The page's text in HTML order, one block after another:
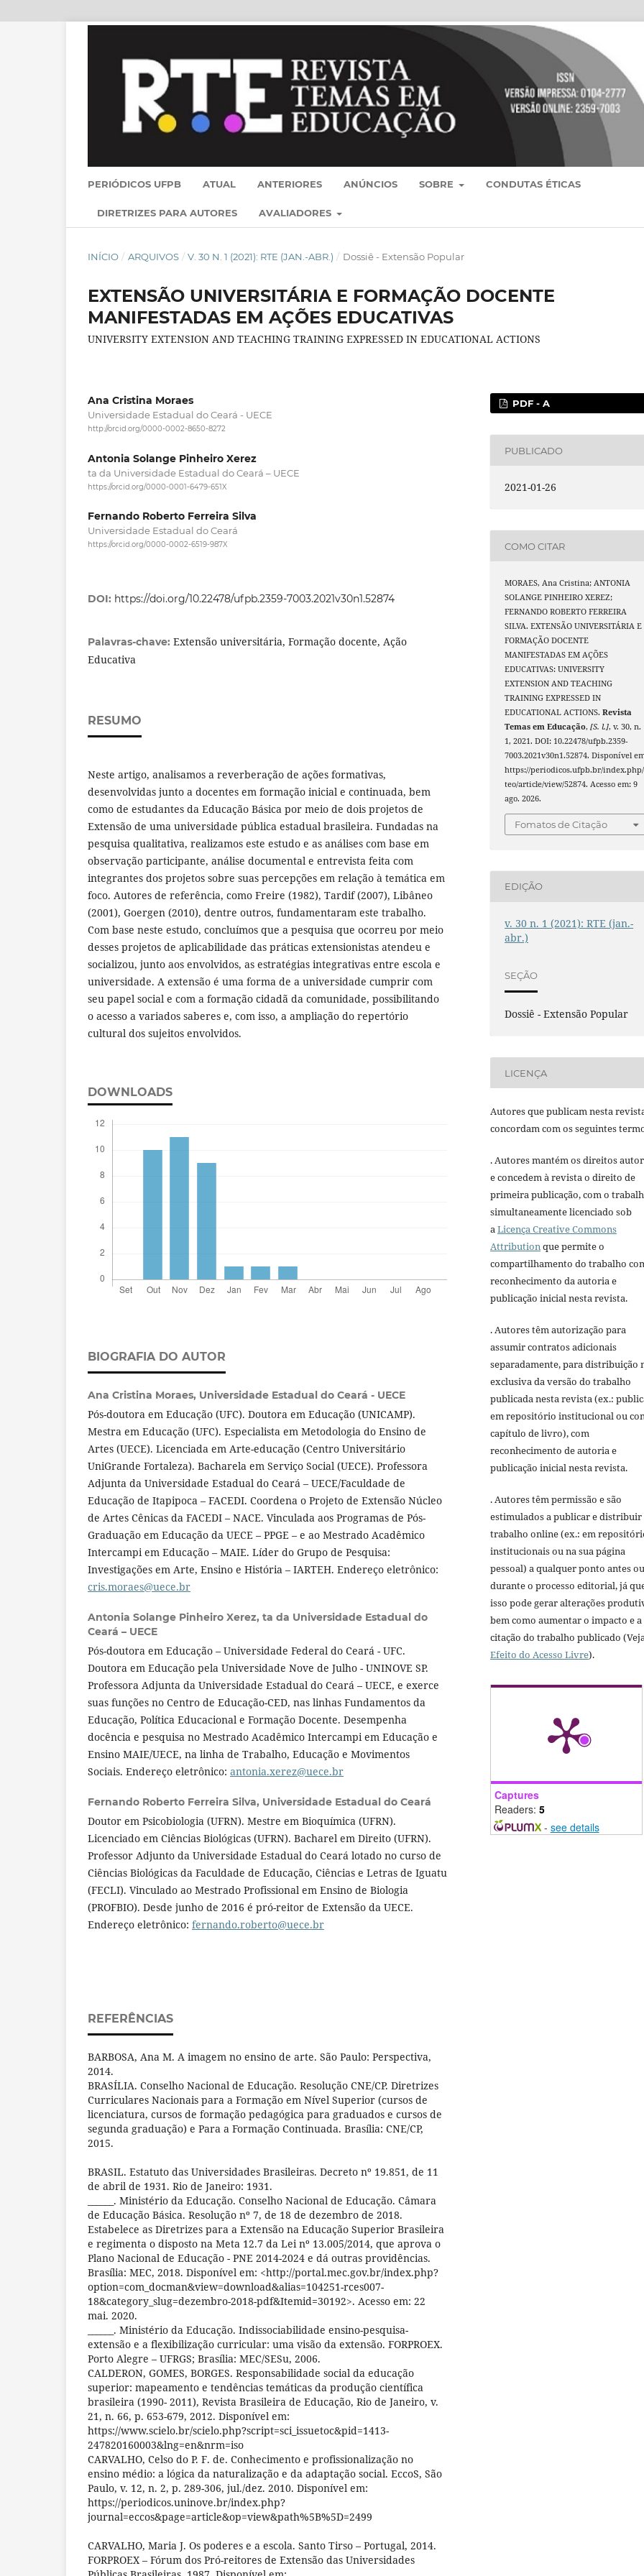
PERIÓDICOS UFPB ATUAL ANTERIORES ANÚNCIOS SOBRE CONDUTAS ÉTICAS
DIRETRIZES PARA AUTORES AVALIADORES
INÍCIO / ARQUIVOS / V. 30 N. 1 (2021): RTE (JAN.-ABR.) / Dossiê - Extensão Popular
EXTENSÃO UNIVERSITÁRIA E FORMAÇÃO DOCENTE
MANIFESTADAS EM AÇÕES EDUCATIVAS
UNIVERSITY EXTENSION AND TEACHING TRAINING EXPRESSED IN EDUCATIONAL ACTIONS
Ana Cristina Moraes
Universidade Estadual do Ceará - UECE
http://orcid.org/0000-0002-8650-8272
Antonia Solange Pinheiro Xerez
ta da Universidade Estadual do Ceará – UECE
https://orcid.org/0000-0001-6479-651X
Fernando Roberto Ferreira Silva
Universidade Estadual do Ceará
https://orcid.org/0000-0002-6519-987X
DOI: https://doi.org/10.22478/ufpb.2359-7003.2021v30n1.52874
Palavras-chave: Extensão universitária, Formação docente, Ação
Educativa
RESUMO
Neste artigo, analisamos a reverberação de ações formativas,
desenvolvidas junto a docentes em formação inicial e continuada, bem
como de estudantes da Educação Básica por meio de dois projetos de
Extensão de uma universidade pública estadual brasileira. Fundadas na
pesquisa qualitativa, realizamos este estudo e as análises com base em
observação participante, análise documental e entrevista feita com
integrantes dos projetos sobre suas percepções em relação à temática em
foco. Autores de referência, como Freire (1982), Tardif (2007), Libâneo
(2001), Goergen (2010), dentre outros, fundamentaram este trabalho.
Com base neste estudo, concluímos que a pesquisa que ocorreu por meio
desses projetos de aplicabilidade das práticas extensionistas atendeu e
socializou, junto aos envolvidos, as estratégias integrativas entre escola e
universidade. A extensão é uma forma de a universidade cumprir com
seu papel social e com a formação cidadã da comunidade, possibilitando
o acesso a variados saberes e, com isso, a ampliação do repertório
cultural dos sujeitos envolvidos.
DOWNLOADS
BIOGRAFIA DO AUTOR
Ana Cristina Moraes, Universidade Estadual do Ceará - UECE
Pós-doutora em Educação (UFC). Doutora em Educação (UNICAMP).
Mestra em Educação (UFC). Especialista em Metodologia do Ensino de
Artes (UECE). Licenciada em Arte-educação (Centro Universitário
UniGrande Fortaleza). Bacharela em Serviço Social (UECE). Professora
Adjunta da Universidade Estadual do Ceará – UECE/Faculdade de
Educação de Itapipoca – FACEDI. Coordena o Projeto de Extensão Núcleo
de Artes Cênicas da FACEDI – NACE. Vinculada aos Programas de Pós-
Graduação em Educação da UECE – PPGE – e ao Mestrado Acadêmico
Intercampi em Educação – MAIE. Líder do Grupo de Pesquisa:
Investigações em Arte, Ensino e História – IARTEH. Endereço eletrônico:
cris.moraes@uece.br
Antonia Solange Pinheiro Xerez, ta da Universidade Estadual do
Ceará – UECE
Pós-doutora em Educação – Universidade Federal do Ceará - UFC.
Doutora em Educação pela Universidade Nove de Julho - UNINOVE SP.
Professora Adjunta da Universidade Estadual do Ceará – UECE, e exerce
suas funções no Centro de Educação-CED, nas linhas Fundamentos da
Educação, Política Educacional e Formação Docente. Desempenha
docência e pesquisa no Mestrado Acadêmico Intercampi em Educação e
Ensino MAIE/UECE, na linha de Trabalho, Educação e Movimentos
Sociais. Endereço eletrônico: antonia.xerez@uece.br
Fernando Roberto Ferreira Silva, Universidade Estadual do Ceará
Doutor em Psicobiologia (UFRN). Mestre em Bioquímica (UFRN).
Licenciado em Ciências Biológicas (UFRN). Bacharel em Direito (UFRN).
Professor Adjunto da Universidade Estadual do Ceará lotado no curso de
Ciências Biológicas da Faculdade de Educação, Ciências e Letras de Iguatu
(FECLI). Vinculado ao Mestrado Profissional em Ensino de Biologia
(PROFBIO). Desde junho de 2016 é pró-reitor de Extensão da UECE.
Endereço eletrônico: fernando.roberto@uece.br
REFERÊNCIAS
BARBOSA, Ana M. A imagem no ensino de arte. São Paulo: Perspectiva,
2014.
BRASÍLIA. Conselho Nacional de Educação. Resolução CNE/CP. Diretrizes
Curriculares Nacionais para a Formação em Nível Superior (cursos de
licenciatura, cursos de formação pedagógica para graduados e cursos de
segunda graduação) e Para a Formação Continuada. Brasília: CNE/CP,
2015.
BRASIL. Estatuto das Universidades Brasileiras. Decreto nº 19.851, de 11
de abril de 1931. Rio de Janeiro: 1931.
______. Ministério da Educação. Conselho Nacional de Educação. Câmara
de Educação Básica. Resolução nº 7, de 18 de dezembro de 2018.
Estabelece as Diretrizes para a Extensão na Educação Superior Brasileira
e regimenta o disposto na Meta 12.7 da Lei nº 13.005/2014, que aprova o
Plano Nacional de Educação - PNE 2014-2024 e dá outras providências.
Brasília: MEC, 2018. Disponível em: <http://portal.mec.gov.br/index.php?
option=com_docman&view=download&alias=104251-rces007-
18&category_slug=dezembro-2018-pdf&Itemid=30192>. Acesso em: 22
mai. 2020.
______. Ministério da Educação. Indissociabilidade ensino-pesquisa-
extensão e a flexibilização curricular: uma visão da extensão. FORPROEX.
Porto Alegre – UFRGS; Brasília: MEC/SESu, 2006.
CALDERON, GOMES, BORGES. Responsabilidade social da educação
superior: mapeamento e tendências temáticas da produção científica
brasileira (1990- 2011), Revista Brasileira de Educação, Rio de Janeiro, v.
21, n. 66, p. 653-679, 2012. Disponível em:
https://www.scielo.br/scielo.php?script=sci_issuetoc&pid=1413-
247820160003&lng=en&nrm=iso
CARVALHO, Celso do P. F. de. Conhecimento e profissionalização no
ensino médio: a lógica da naturalização e da adaptação social. EccoS, São
Paulo, v. 12, n. 2, p. 289-306, jul./dez. 2010. Disponível em:
https://periodicos.uninove.br/index.php?
journal=eccos&page=article&op=view&path%5B%5D=2499
CARVALHO, Maria J. Os poderes e a escola. Santo Tirso – Portugal, 2014.
FORPROEX – Fórum dos Pró-reitores de Extensão das Universidades
PDF - A
PUBLICADO
2021-01-26
COMO CITAR
MORAES, Ana Cristina; ANTONIA
SOLANGE PINHEIRO XEREZ;
FERNANDO ROBERTO FERREIRA
SILVA. EXTENSÃO UNIVERSITÁRIA E
FORMAÇÃO DOCENTE
MANIFESTADAS EM AÇÕES
EDUCATIVAS: UNIVERSITY
EXTENSION AND TEACHING
TRAINING EXPRESSED IN
EDUCATIONAL ACTIONS.Revista
Temas em Educação,[S. l.], v. 30, n.
1, 2021. DOI: 10.22478/ufpb.2359-
7003.2021v30n1.52874. Disponível
https://periodicos.ufpb.br/
teo/article/view/52874. Acesso em: 9
ago. 2026.
Fomatos de Citação
EDIÇÃO
v. 30 n. 1 (2021): RTE (jan.-
abr.)
SEÇÃO
Dossiê - Extensão Popular
LICENÇA
Autores que publicam nesta
concordam com os seguintes
. Autores mantém os direitos
e concedem à revista o direito de
primeira publicação, com o
simultaneamente licenciado sob
aLicença Creative Commons
Attributionque permite o
compartilhamento do trabalho
reconhecimento da autoria e
publicação inicial nesta revista.
. Autores têm autorização para
assumir contratos adicionais
separadamente, para distribuição
exclusiva da versão do trabalho
publicada nesta revista (ex.:
em repositório institucional ou
capítulo de livro), com
reconhecimento de autoria e
publicação inicial nesta revista.
. Autores têm permissão e são
estimulados a publicar e distribuir
trabalho online (ex.: em
institucionais ou na sua página
pessoal) a qualquer ponto antes ou
durante o processo editorial, já
isso pode gerar alterações
bem como aumentar o impacto e a
citação do trabalho publicado
Efeito do Acesso Livre).
Captures
Readers: 5
- see details